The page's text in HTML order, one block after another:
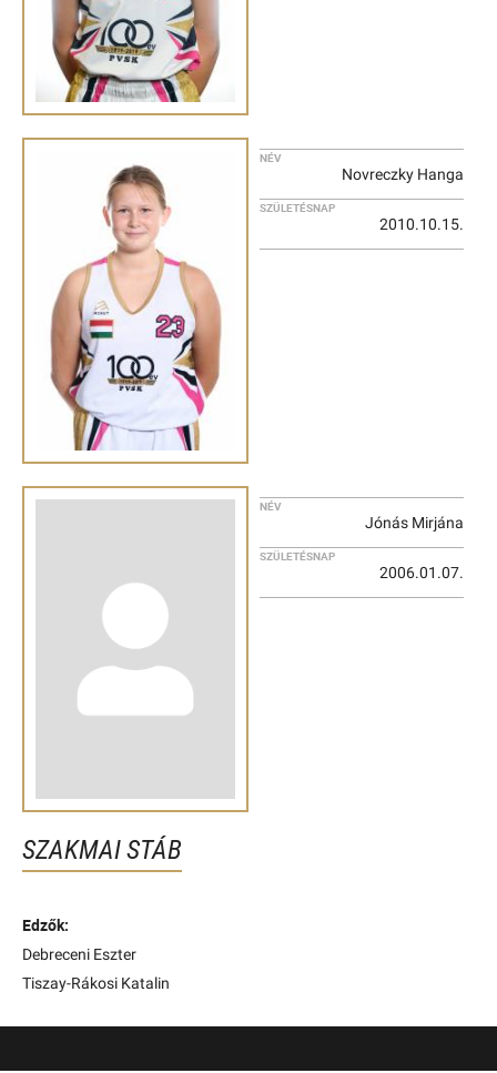
NÉV
Novreczky Hanga
SZÜLETÉSNAP
2010.10.15.
NÉV
Jónás Mirjána
SZÜLETÉSNAP
2006.01.07.
SZAKMAI STÁB
Edzők:
Debreceni Eszter
Tiszay-Rákosi Katalin